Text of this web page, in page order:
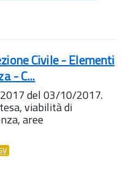
Civile - Elementi
- C...
del 03/10/2017.
viabilità di
aree